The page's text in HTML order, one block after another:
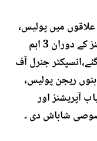
میں پولیس،
سی ٹی ڈی اور فورسز کے کامیاب آپریشنز کے دوران 3 اہم
کردیے گئے،انسپکٹر جنرل آف
ریجن پولیس،
آپریشنز اور
شاباش دی ۔